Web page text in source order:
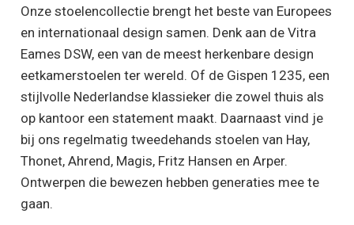
Onze stoelencollectie brengt het beste van Europees
en internationaal design samen. Denk aan de Vitra
Eames DSW, een van de meest herkenbare design
eetkamerstoelen ter wereld. Of de Gispen 1235, een
stijlvolle Nederlandse klassieker die zowel thuis als
op kantoor een statement maakt. Daarnaast vind je
bij ons regelmatig tweedehands stoelen van Hay,
Thonet, Ahrend, Magis, Fritz Hansen en Arper.
Ontwerpen die bewezen hebben generaties mee te
gaan.